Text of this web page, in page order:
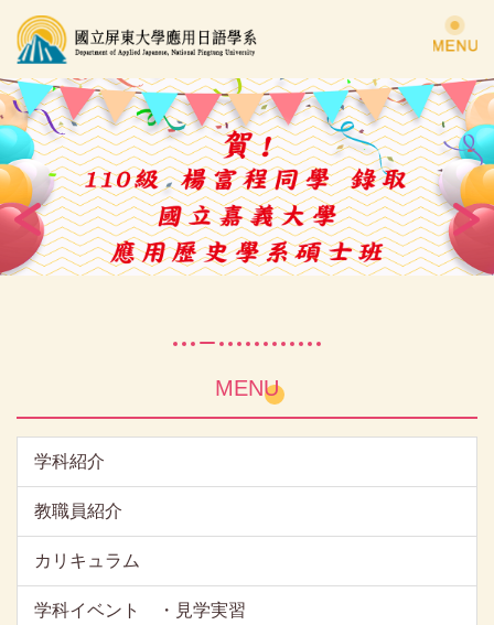
跳
到
主
要
內
容
區
MENU
学科紹介
教職員紹介
カリキュラム
学科イベント ・見学実習